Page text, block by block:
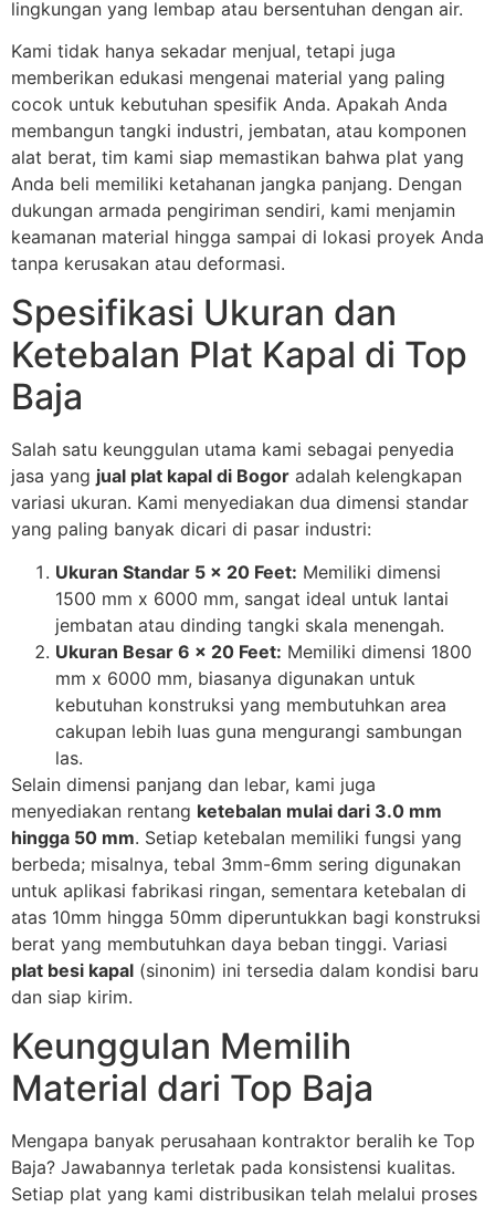
lingkungan yang lembap atau bersentuhan dengan air.
Kami tidak hanya sekadar menjual, tetapi juga
memberikan edukasi mengenai material yang paling
cocok untuk kebutuhan spesifik Anda. Apakah Anda
membangun tangki industri, jembatan, atau komponen
alat berat, tim kami siap memastikan bahwa plat yang
Anda beli memiliki ketahanan jangka panjang. Dengan
dukungan armada pengiriman sendiri, kami menjamin
keamanan material hingga sampai di lokasi proyek Anda
tanpa kerusakan atau deformasi.
Spesifikasi Ukuran dan
Ketebalan Plat Kapal di Top
Baja
Salah satu keunggulan utama kami sebagai penyedia
jasa yang jual plat kapal di Bogor adalah kelengkapan
variasi ukuran. Kami menyediakan dua dimensi standar
yang paling banyak dicari di pasar industri:
Ukuran Standar 5 x 20 Feet: Memiliki dimensi
1500 mm x 6000 mm, sangat ideal untuk lantai
jembatan atau dinding tangki skala menengah.
Ukuran Besar 6 x 20 Feet: Memiliki dimensi 1800
mm x 6000 mm, biasanya digunakan untuk
kebutuhan konstruksi yang membutuhkan area
cakupan lebih luas guna mengurangi sambungan
las.
Selain dimensi panjang dan lebar, kami juga
menyediakan rentang ketebalan mulai dari 3.0 mm
hingga 50 mm. Setiap ketebalan memiliki fungsi yang
berbeda; misalnya, tebal 3mm-6mm sering digunakan
untuk aplikasi fabrikasi ringan, sementara ketebalan di
atas 10mm hingga 50mm diperuntukkan bagi konstruksi
berat yang membutuhkan daya beban tinggi. Variasi
plat besi kapal (sinonim) ini tersedia dalam kondisi baru
dan siap kirim.
Keunggulan Memilih
Material dari Top Baja
Mengapa banyak perusahaan kontraktor beralih ke Top
Baja? Jawabannya terletak pada konsistensi kualitas.
Setiap plat yang kami distribusikan telah melalui proses